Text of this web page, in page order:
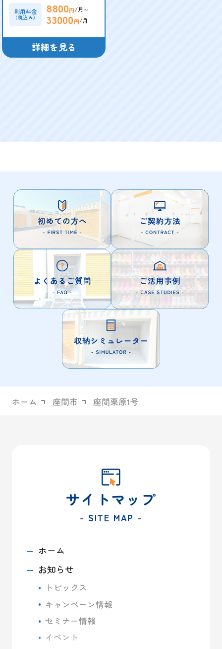
利用料金
（税込み）
8800円/月～
33000円/月
詳細を見る
ホーム 座間市 座間栗原1号
サイトマップ
- SITE MAP -
ホーム
お知らせ
トピックス
キャンペーン情報
セミナー情報
イベント